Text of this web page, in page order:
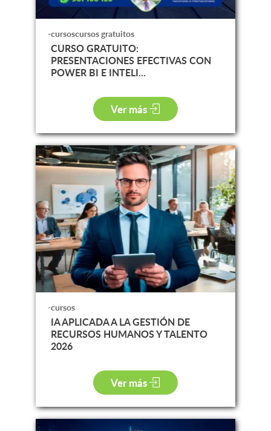
-cursoscursos gratuitos
CURSO GRATUITO:
PRESENTACIONES EFECTIVAS CON
POWER BI E INTELI...
Ver más
-cursos
IA APLICADA A LA GESTIÓN DE
RECURSOS HUMANOS Y TALENTO
2026
Ver más